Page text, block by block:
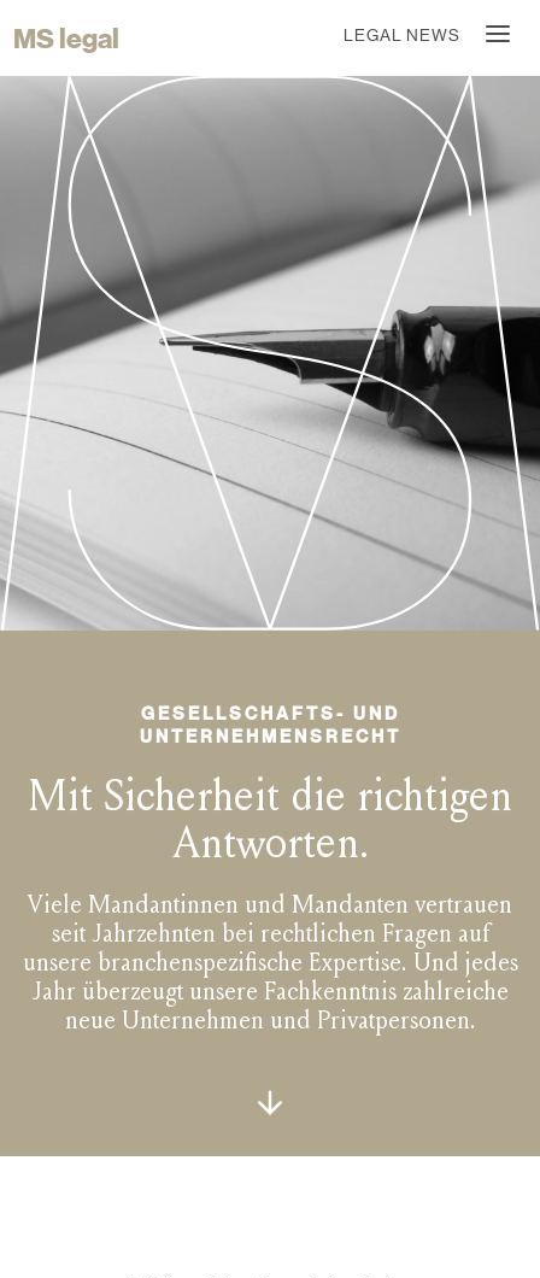
MS legal LEGAL NEWS
GESELLSCHAFTS- UND
UNTERNEHMENSRECHT
Mit Sicherheit die richtigen
Antworten.
Viele Mandantinnen und Mandanten vertrauen
seit Jahrzehnten bei rechtlichen Fragen auf
unsere branchenspezifische Expertise. Und jedes
Jahr überzeugt unsere Fachkenntnis zahlreiche
neue Unternehmen und Privatpersonen.